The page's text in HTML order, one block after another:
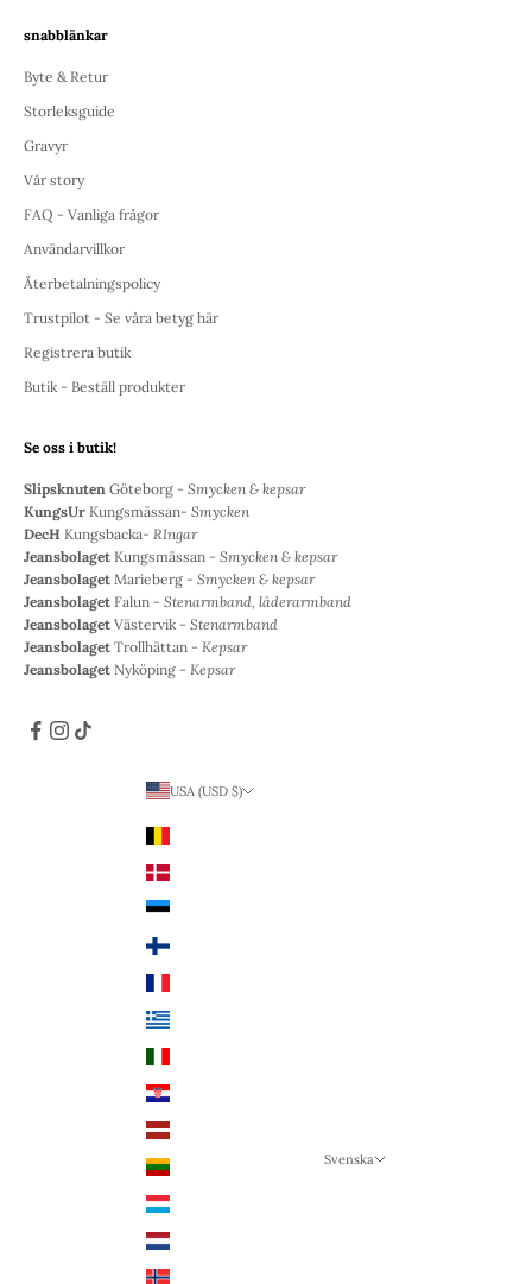
snabblänkar
Byte & Retur
Storleksguide
Gravyr
Vår story
FAQ - Vanliga frågor
Användarvillkor
Återbetalningspolicy
Trustpilot - Se våra betyg här
Registrera butik
Butik - Beställ produkter
Se oss i butik!
Slipsknuten Göteborg - Smycken & kepsar
KungsUr Kungsmässan- Smycken
DecH Kungsbacka- RIngar
Jeansbolaget Kungsmässan - Smycken & kepsar
Jeansbolaget Marieberg - Smycken & kepsar
Jeansbolaget Falun - Stenarmband, läderarmband
Jeansbolaget Västervik - Stenarmband
Jeansbolaget Trollhättan - Kepsar
Jeansbolaget Nyköping - Kepsar
USA (USD $)
Svenska